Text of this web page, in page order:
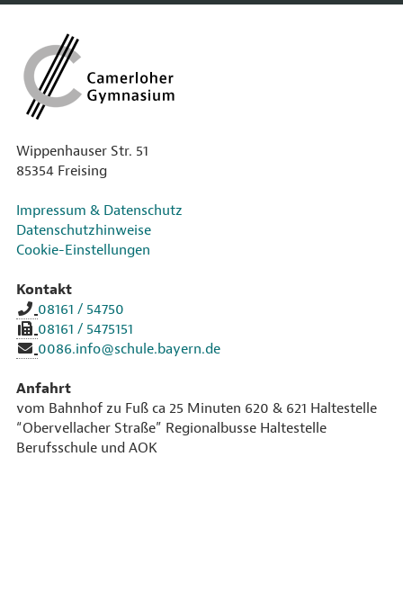
Wippenhauser Str. 51
85354 Freising
Impressum & Datenschutz
Datenschutzhinweise
Cookie-Einstellungen
Kontakt
08161 / 54750
08161 / 5475151
0086.info@schule.bayern.de
Anfahrt
vom Bahnhof zu Fuß ca 25 Minuten 620 & 621 Haltestelle
“Obervellacher Straße” Regionalbusse Haltestelle
Berufsschule und AOK